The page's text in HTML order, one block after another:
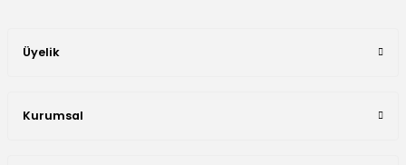
Üyelik
Kurumsal